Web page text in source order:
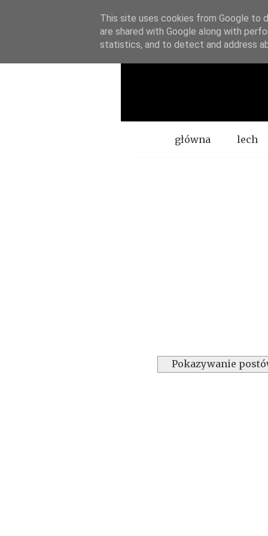
Menugłówna lech
Pokazywanie
This site uses cookies from Google to
are shared with Google along with
statistics, and to detect and address